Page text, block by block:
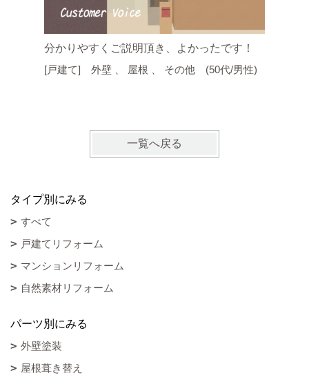
分かりやすくご説明頂き、よかったです！
[戸建て] 外壁 、 屋根 、 その他 (50代/男性)
一覧へ戻る
タイプ別にみる
すべて
戸建てリフォーム
マンションリフォーム
自然素材リフォーム
パーツ別にみる
外壁塗装
屋根葺き替え